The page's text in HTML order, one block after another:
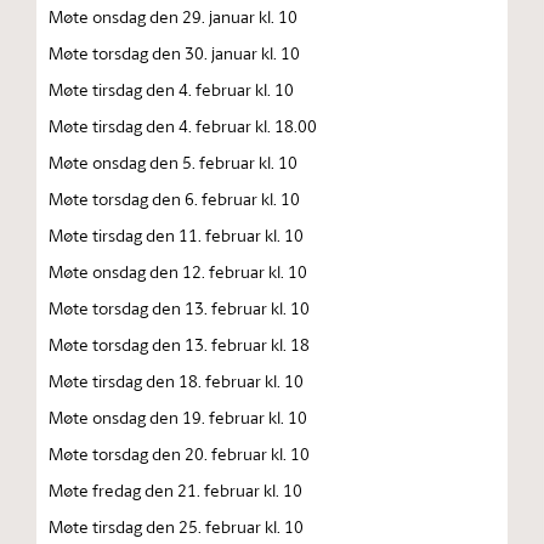
Møte onsdag den 29. januar kl. 10
Møte torsdag den 30. januar kl. 10
Møte tirsdag den 4. februar kl. 10
Møte tirsdag den 4. februar kl. 18.00
Møte onsdag den 5. februar kl. 10
Møte torsdag den 6. februar kl. 10
Møte tirsdag den 11. februar kl. 10
Møte onsdag den 12. februar kl. 10
Møte torsdag den 13. februar kl. 10
Møte torsdag den 13. februar kl. 18
Møte tirsdag den 18. februar kl. 10
Møte onsdag den 19. februar kl. 10
Møte torsdag den 20. februar kl. 10
Møte fredag den 21. februar kl. 10
Møte tirsdag den 25. februar kl. 10